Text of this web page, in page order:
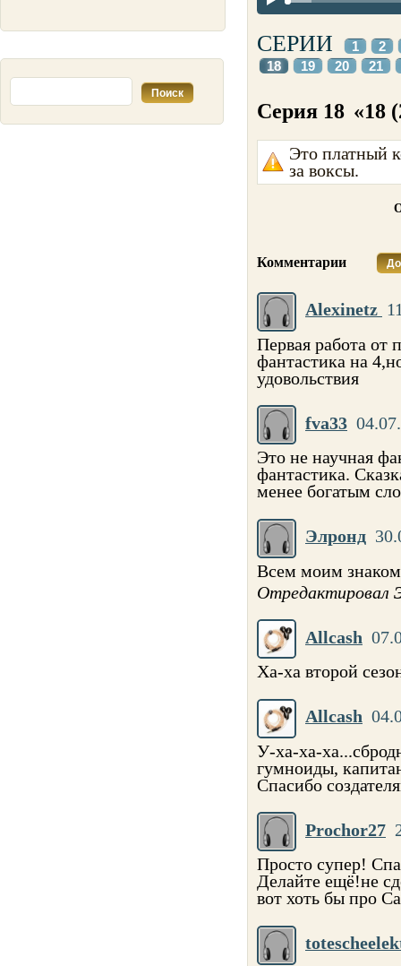
СЕРИИ 1
2
18
19 20 21
Серия 18 «18
Это платный
за воксы.
Комментарии
Alexinetz
Первая работа от
фантастика на
удовольствия
fva33
Это не научная
фантастика.
менее богатым
Элронд
Всем моим
Отредактировал
Allcash
Ха-ха второй
Allcash
У-ха-ха-
гумноиды,
Спасибо
Prochor27
Просто супер!
Делайте ещё!не
вот хоть бы про